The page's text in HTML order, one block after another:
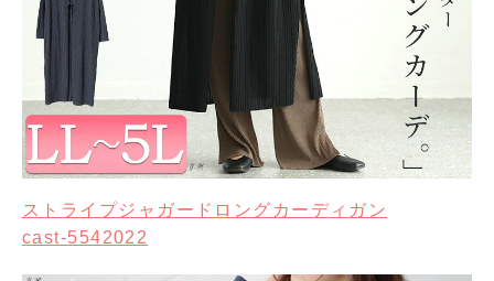
ストライプジャガードロングカーディガン
cast-5542022